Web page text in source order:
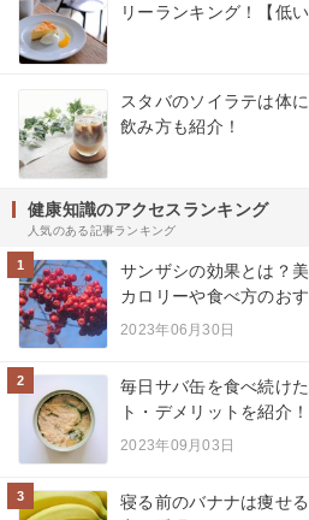
リーランキング！【低
スタバのソイラテは体
飲み方も紹介！
健康知識のアクセスランキング
人気のある記事ランキング
1
サンザシの効果とは？
カロリーや食べ方のお
2023年06月30日
2
毎日サバ缶を食べ続け
ト・デメリットを紹介！
2023年09月03日
3
寝る前のバナナは痩せ